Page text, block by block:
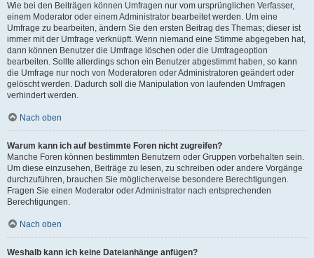
Wie bei den Beiträgen können Umfragen nur vom ursprünglichen Verfasser,
einem Moderator oder einem Administrator bearbeitet werden. Um eine
Umfrage zu bearbeiten, ändern Sie den ersten Beitrag des Themas; dieser ist
immer mit der Umfrage verknüpft. Wenn niemand eine Stimme abgegeben hat,
dann können Benutzer die Umfrage löschen oder die Umfrageoption
bearbeiten. Sollte allerdings schon ein Benutzer abgestimmt haben, so kann
die Umfrage nur noch von Moderatoren oder Administratoren geändert oder
gelöscht werden. Dadurch soll die Manipulation von laufenden Umfragen
verhindert werden.
Nach oben
Warum kann ich auf bestimmte Foren nicht zugreifen?
Manche Foren können bestimmten Benutzern oder Gruppen vorbehalten sein.
Um diese einzusehen, Beiträge zu lesen, zu schreiben oder andere Vorgänge
durchzuführen, brauchen Sie möglicherweise besondere Berechtigungen.
Fragen Sie einen Moderator oder Administrator nach entsprechenden
Berechtigungen.
Nach oben
Weshalb kann ich keine Dateianhänge anfügen?